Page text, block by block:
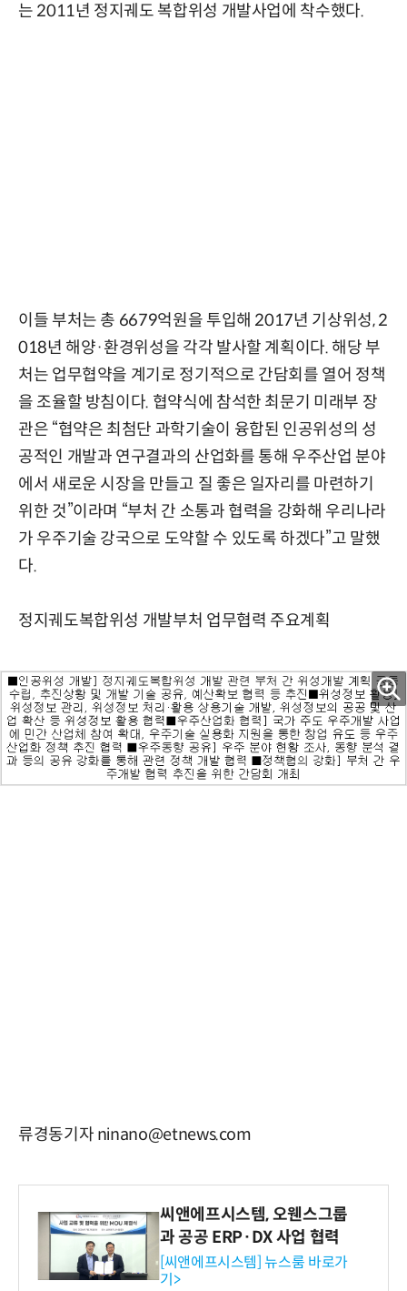
는 2011년 정지궤도 복합위성 개발사업에 착수했다.
이들 부처는 총 6679억원을 투입해 2017년 기상위성, 2
018년 해양·환경위성을 각각 발사할 계획이다. 해당 부
처는 업무협약을 계기로 정기적으로 간담회를 열어 정책
을 조율할 방침이다. 협약식에 참석한 최문기 미래부 장
관은 “협약은 최첨단 과학기술이 융합된 인공위성의 성
공적인 개발과 연구결과의 산업화를 통해 우주산업 분야
에서 새로운 시장을 만들고 질 좋은 일자리를 마련하기
위한 것”이라며 “부처 간 소통과 협력을 강화해 우리나라
가 우주기술 강국으로 도약할 수 있도록 하겠다”고 말했
다.
정지궤도복합위성 개발부처 업무협력 주요계획
류경동기자 ninano@etnews.com
씨앤에프시스템, 오웬스그룹
과 공공 ERP·DX 사업 협력
[씨앤에프시스템] 뉴스룸 바로가
기>